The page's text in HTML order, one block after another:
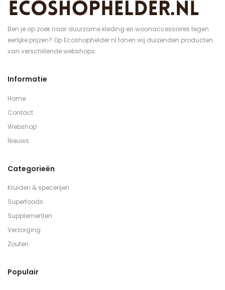
Ben je op zoek naar duurzame kleding en woonaccessoires tegen
eerlijke prijzen? Op Ecoshophelder.nl tonen wij duizenden producten
van verschillende webshops.
Informatie
Home
Contact
Webshop
Nieuws
Categorieën
Kruiden & specerijen
Superfoods
Supplementen
Verzorging
Zouten
Populair